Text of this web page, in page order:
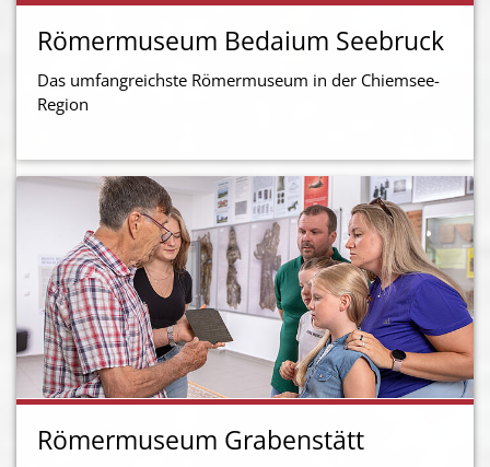
Römermuseum Bedaium Seebruck
Das umfangreichste Römermuseum in der Chiemsee-
Region
Römermuseum Grabenstätt